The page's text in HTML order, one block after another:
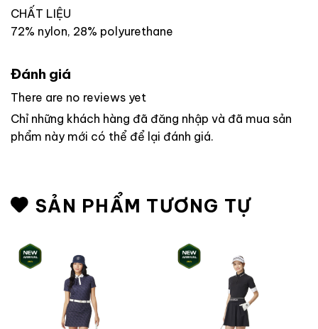
CHẤT LIỆU
72% nylon, 28% polyurethane
Đánh giá
There are no reviews yet
Chỉ những khách hàng đã đăng nhập và đã mua sản
phẩm này mới có thể để lại đánh giá.
SẢN PHẨM TƯƠNG TỰ